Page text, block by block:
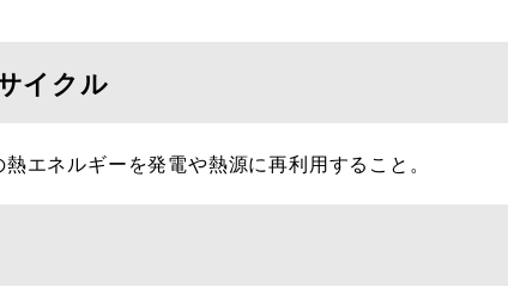
イクル
エネルギーを発電や熱源に再利用すること。